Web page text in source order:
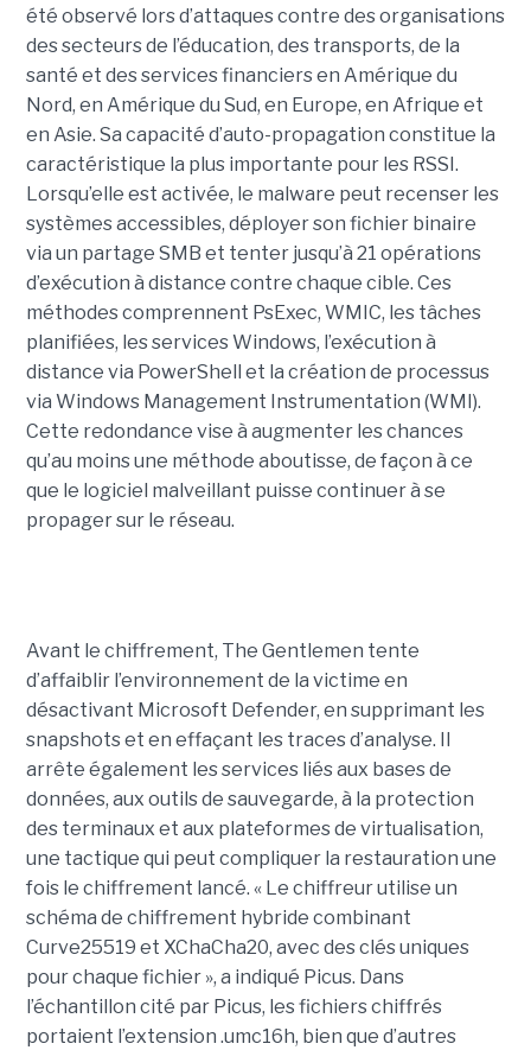
été observé lors d’attaques contre des organisations
des secteurs de l’éducation, des transports, de la
santé et des services financiers en Amérique du
Nord, en Amérique du Sud, en Europe, en Afrique et
en Asie. Sa capacité d’auto-propagation constitue la
caractéristique la plus importante pour les RSSI.
Lorsqu’elle est activée, le malware peut recenser les
systèmes accessibles, déployer son fichier binaire
via un partage SMB et tenter jusqu’à 21 opérations
d’exécution à distance contre chaque cible. Ces
méthodes comprennent PsExec, WMIC, les tâches
planifiées, les services Windows, l’exécution à
distance via PowerShell et la création de processus
via Windows Management Instrumentation (WMI).
Cette redondance vise à augmenter les chances
qu’au moins une méthode aboutisse, de façon à ce
que le logiciel malveillant puisse continuer à se
propager sur le réseau.
Avant le chiffrement, The Gentlemen tente
d’affaiblir l’environnement de la victime en
désactivant Microsoft Defender, en supprimant les
snapshots et en effaçant les traces d’analyse. Il
arrête également les services liés aux bases de
données, aux outils de sauvegarde, à la protection
des terminaux et aux plateformes de virtualisation,
une tactique qui peut compliquer la restauration une
fois le chiffrement lancé. « Le chiffreur utilise un
schéma de chiffrement hybride combinant
Curve25519 et XChaCha20, avec des clés uniques
pour chaque fichier », a indiqué Picus. Dans
l’échantillon cité par Picus, les fichiers chiffrés
portaient l’extension .umc16h, bien que d’autres